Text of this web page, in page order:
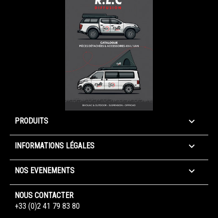
PRODUITS 
INFORMATIONS LÉGALES 
NOS EVENEMENTS 
NOUS CONTACTER
+33 (0)2 41 79 83 80